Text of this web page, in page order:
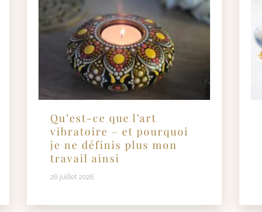
Qu’est-ce que l’art
vibratoire – et pourquoi
je ne définis plus mon
travail ainsi
26 juillet 2026